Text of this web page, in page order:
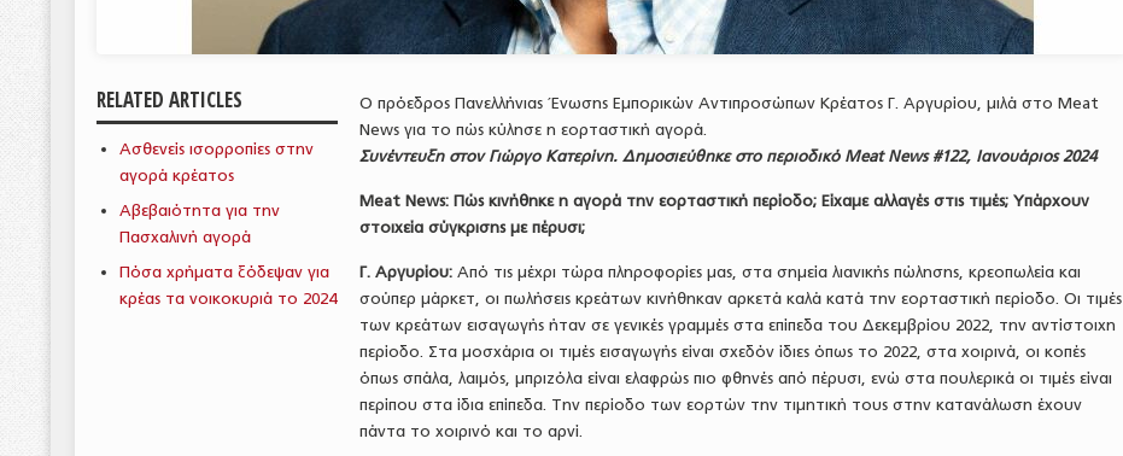
RELATED ARTICLES
Ασθενείς ισορροπίες στην
αγορά κρέατος
Αβεβαιότητα για την
Πασχαλινή αγορά
Πόσα χρήματα ξόδεψαν για
κρέας τα νοικοκυριά το 2024
Ο πρόεδρος Πανελλήνιας Ένωσης Εμπορικών Αντιπροσώπων Κρέατος Γ. Αργυρίου, μιλά στο Meat
News για το πώς κύλησε η εορταστική αγορά.
Συνέντευξη στον Γιώργο Κατερίνη. Δημοσιεύθηκε στο περιοδικό Meat News #122, Ιανουάριος 2024
Meat News: Πώς κινήθηκε η αγορά την εορταστική περίοδο; Είχαμε αλλαγές στις τιμές; Υπάρχουν
στοιχεία σύγκρισης με πέρυσι;
Γ. Αργυρίου:Από τις μέχρι τώρα πληροφορίες μας, στα σημεία λιανικής πώλησης, κρεοπωλεία και
σούπερ μάρκετ, οι πωλήσεις κρεάτων κινήθηκαν αρκετά καλά κατά την εορταστική περίοδο. Οι τιμές
των κρεάτων εισαγωγής ήταν σε γενικές γραμμές στα επίπεδα του Δεκεμβρίου 2022, την αντίστοιχη
περίοδο. Στα μοσχάρια οι τιμές εισαγωγής είναι σχεδόν ίδιες όπως το 2022, στα χοιρινά, οι κοπές
όπως σπάλα, λαιμός, μπριζόλα είναι ελαφρώς πιο φθηνές από πέρυσι, ενώ στα πουλερικά οι τιμές είναι
περίπου στα ίδια επίπεδα. Την περίοδο των εορτών την τιμητική τους στην κατανάλωση έχουν
πάντα το χοιρινό και το αρνί.